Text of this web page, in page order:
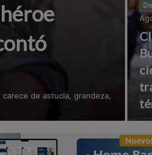
de astucia, grandeza,